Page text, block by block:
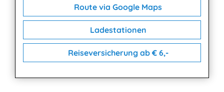
Route via Google Maps
Ladestationen
Reiseversicherung ab € 6,-